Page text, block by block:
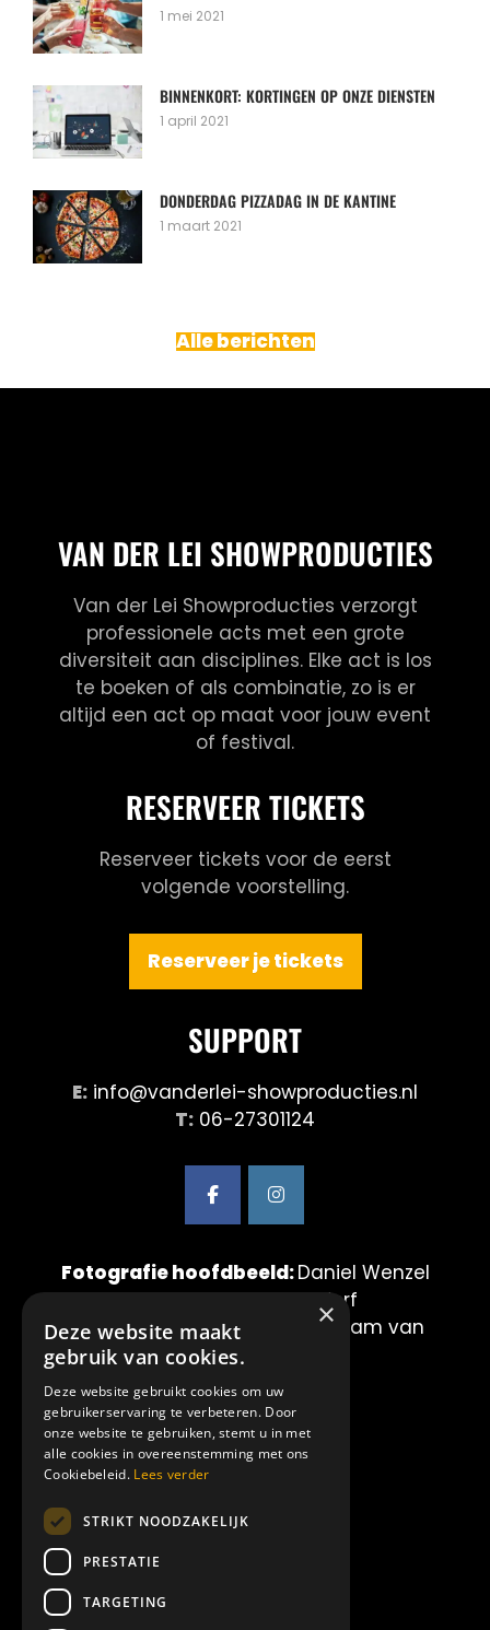
1 mei 2021
BINNENKORT: KORTINGEN OP ONZE DIENSTEN
1 april 2021
DONDERDAG PIZZADAG IN DE KANTINE
1 maart 2021
Alle berichten
VAN DER LEI SHOWPRODUCTIES
Van der Lei Showproducties verzorgt
professionele acts met een grote
diversiteit aan disciplines. Elke act is los
te boeken of als combinatie, zo is er
altijd een act op maat voor jouw event
of festival.
RESERVEER TICKETS
Reserveer tickets voor de eerst
volgende voorstelling.
Reserveer je tickets
SUPPORT
E: info@vanderlei-showproducties.nl
T: 06-27301124
Fotografie hoofdbeeld:Daniel Wenzel
& Maurice van der Werf
Fotografie showbeelden: Mirjam van
der Lei Fotografie
LINKS:
Amilia
×
Deze website maakt
gebruik van cookies.
Deze website gebruikt cookies om uw
gebruikerservaring te verbeteren. Door
onze website te gebruiken, stemt u in met
alle cookies in overeenstemming met ons
Cookiebeleid. Lees verder
STRIKT NOODZAKELIJK
PRESTATIE
TARGETING